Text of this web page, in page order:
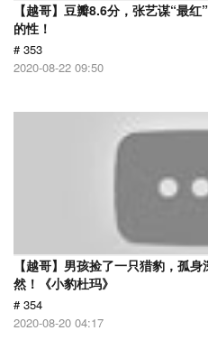
【越哥】豆瓣8.6分，张艺谋“最
的性！
# 353
2020-08-22 09:50
【越哥】男孩捡了一只猎豹，孤
然！《小豹杜玛》
# 354
2020-08-20 04:17